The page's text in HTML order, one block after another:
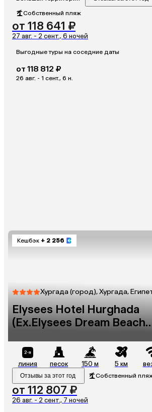
Собственный пляж
от 118 641 ₽
27 авг. - 2 сент., 6 ночей
Выгодные туры на соседние даты
от 118 812 ₽
26 авг. - 1 сент., 6 н.
Кешбэк + 2 256
Хургада (город), Хургада,
Elysees Hotel Hurghada
(Ex.Elysees Dream Beach
линия песок 150 м 5 км
Отзывы за этот год Собственный
от 112 807 ₽
26 авг. - 2 сент., 7 ночей